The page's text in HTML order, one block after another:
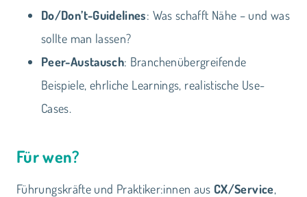
Do/Don’t-Guidelines: Was schafft Nähe – und was
sollte man lassen?
Peer-Austausch: Branchenübergreifende
Beispiele, ehrliche Learnings, realistische Use-
Cases.
Für wen?
Führungskräfte und Praktiker:innen aus CX/Service,